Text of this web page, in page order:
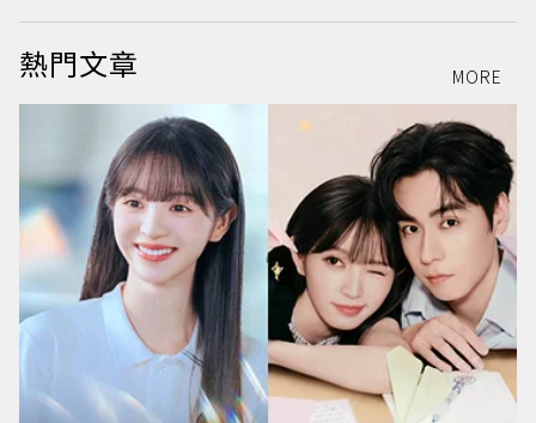
熱門文章 MORE